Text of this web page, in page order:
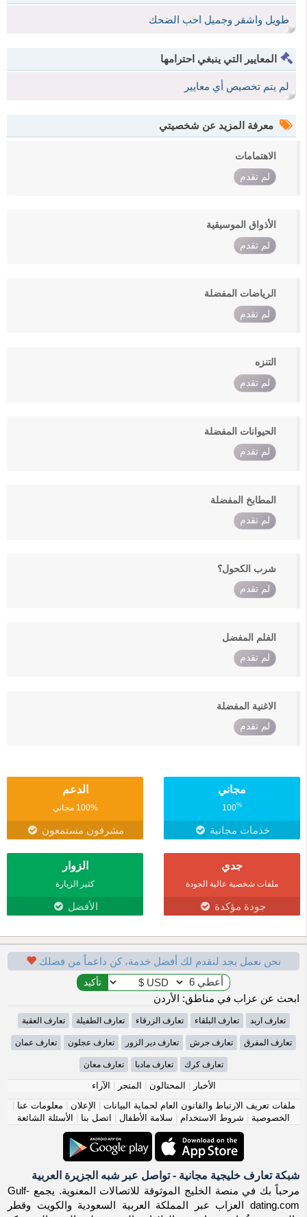
طويل واشقر وجميل احب الضحك
المعايير التي ينبغي احترامها
لم يتم تخصيص أي معايير
معرفة المزيد عن شخصيتي
الاهتمامات
لم تقدم
الأذواق الموسيقية
لم تقدم
الرياضات المفضلة
لم تقدم
التنزه
لم تقدم
الحيوانات المفضلة
لم تقدم
المطابخ المفضلة
لم تقدم
شرب الكحول؟
لم تقدم
الفلم المفضل
لم تقدم
الاغنية المفضلة
لم تقدم
مجاني
100%
خدمات مجانية
الدعم
100% مجاني
مشرفون مستمعون
جدي
ملفات شخصية عالية الجودة
جودة مؤكدة
الزوار
كثير الزيارة
الأفضل
نحن نعمل بجد لنقدم لك أفضل خدمة، كن داعماً من فضلك
ابحث عن عزاب في مناطق: الأردن
تعارف اربد تعارف البلقاء تعارف الزرقاء تعارف الطفيلة تعارف العقبة
تعارف المفرق تعارف جرش تعارف دير الزور تعارف عجلون تعارف عمان
تعارف كرك تعارف مادبا تعارف معان
الأخبار | المحتالون | المتجر | الآراء
ملفات تعريف الارتباط والقانون العام لحماية البيانات | الإعلان | معلومات عنا |
الخصوصية | شروط الاستخدام | سلامة الأطفال | اتصل بنا | الأسئلة الشائعة
شبكة تعارف خليجية مجانية - تواصل عبر شبه الجزيرة العربية
مرحباً بك في منصة الخليج الموثوقة للاتصالات المعنوية. يجمع Gulf-
dating.com العزاب عبر المملكة العربية السعودية والكويت وقطر